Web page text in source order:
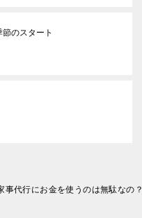
のスタート
事代行にお金を使うのは無駄なの？